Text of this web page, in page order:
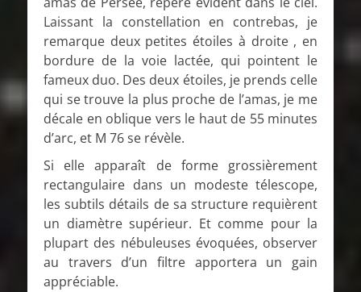
Laissant la constellation en contrebas, je
remarque deux petites étoiles à droite , en
bordure de la voie lactée, qui pointent le
fameux duo. Des deux étoiles, je prends celle
qui se trouve la plus proche de l’amas, je me
décale en oblique vers le haut de 55 minutes
d’arc, et M 76 se révèle.
Si elle apparaît de forme grossièrement
rectangulaire dans un modeste télescope,
les subtils détails de sa structure requièrent
un diamètre supérieur. Et comme pour la
plupart des nébuleuses évoquées, observer
au travers d’un filtre apportera un gain
appréciable.